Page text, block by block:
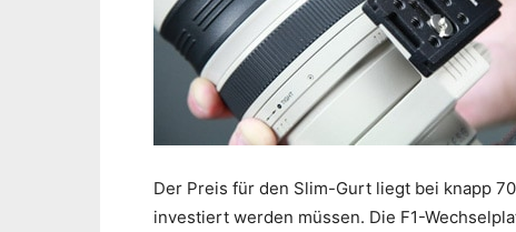
Der Preis für den Slim-Gurt liegt bei knapp
investiert werden müssen. Die F1-